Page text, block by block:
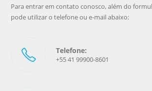
Para entrar em contato conosco, além do
pode utilizar o telefone ou e-mail abaixo:
Telefone:
+55 41 99900-8601